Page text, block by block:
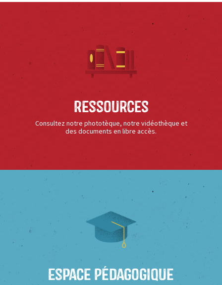
Ressources
Consultez notre phototèque, notre vidéothèque et
des documents en libre accès.
Espace Pédagogique